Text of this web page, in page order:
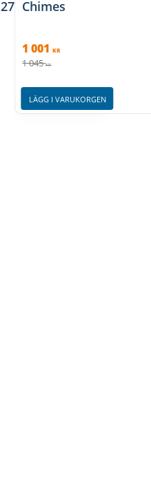
Chimes
1 001 KR
1 045 KR
LÄGG I VARUKORGEN